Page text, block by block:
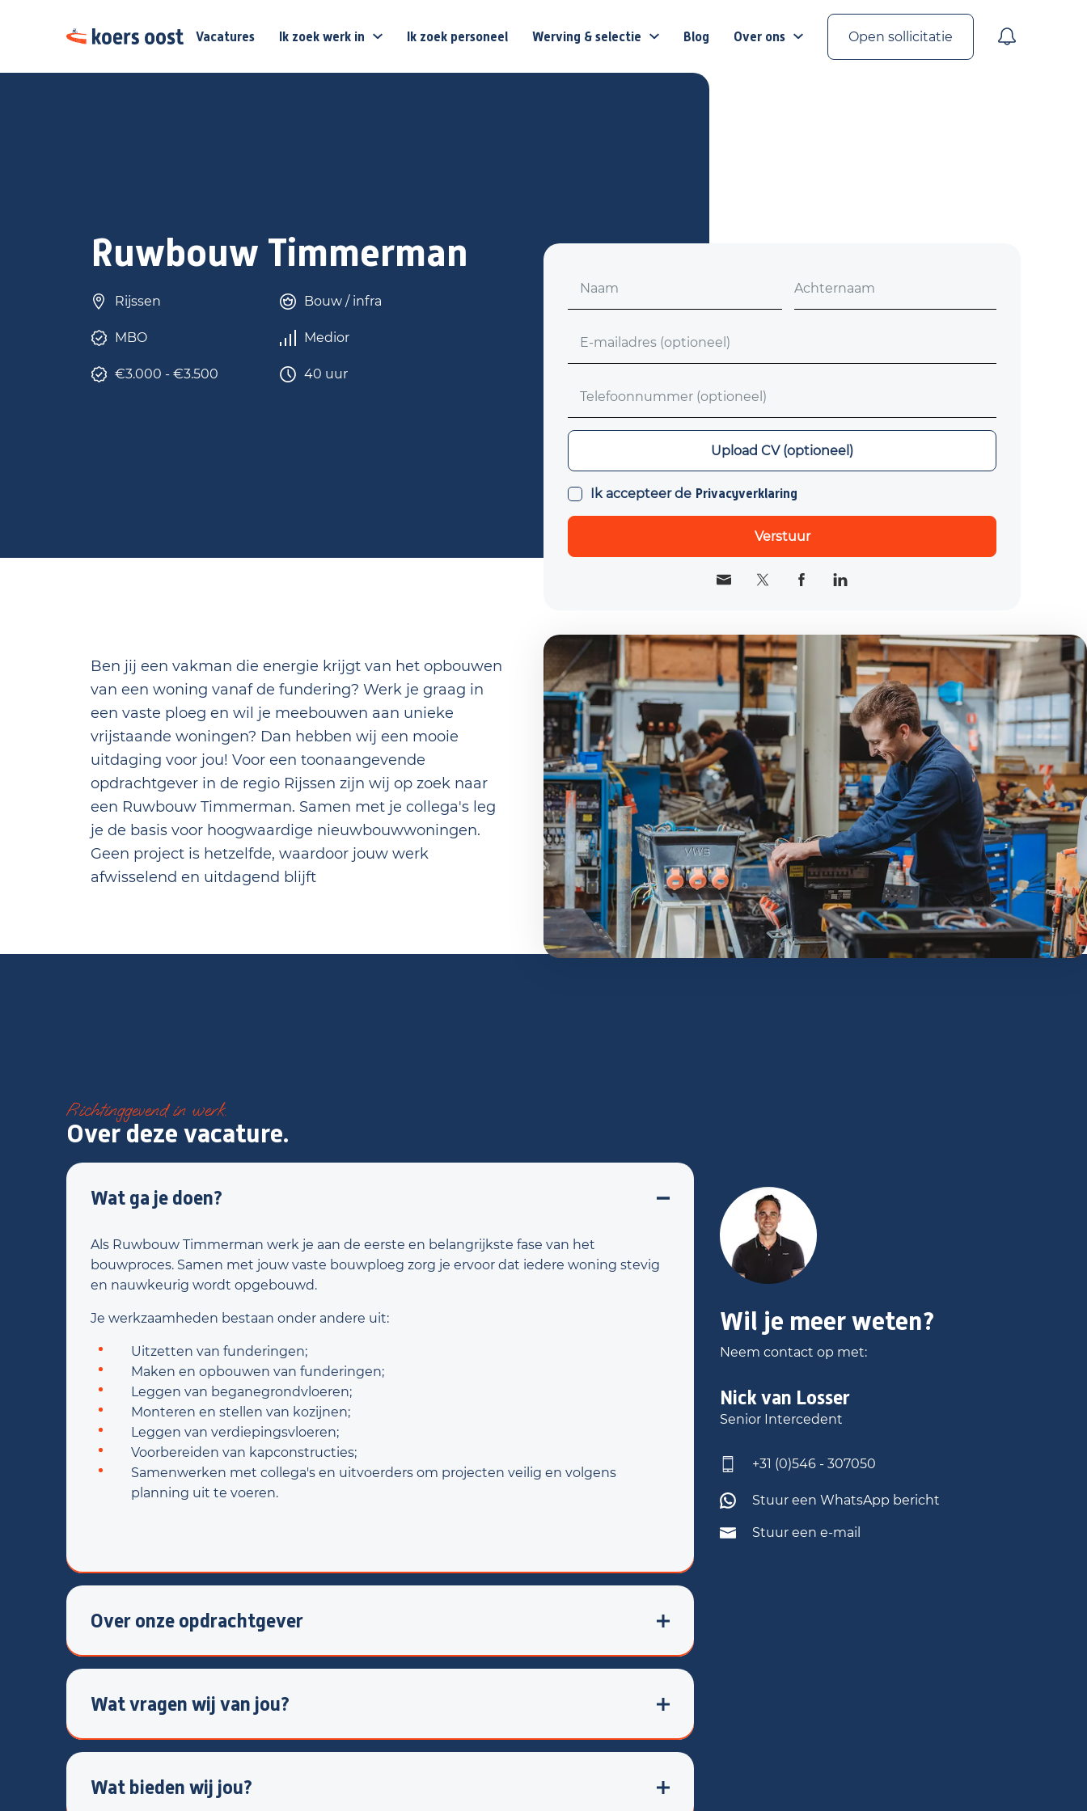
Vacatures Ik zoek werk in Ik zoek personeel Werving & selectie Blog Over ons Open sollicitatie
Ruwbouw Timmerman
Rijssen
MBO
€3.000 - €3.500
Bouw / infra
Medior
40 uur
Upload CV (optioneel)
Upload CV (optioneel)
Ik accepteer de Privacyverklaring
Verstuur
Ben jij een vakman die energie krijgt van het opbouwen
van een woning vanaf de fundering? Werk je graag in
een vaste ploeg en wil je meebouwen aan unieke
vrijstaande woningen? Dan hebben wij een mooie
uitdaging voor jou! Voor een toonaangevende
opdrachtgever in de regio Rijssen zijn wij op zoek naar
een Ruwbouw Timmerman. Samen met je collega's leg
je de basis voor hoogwaardige nieuwbouwwoningen.
Geen project is hetzelfde, waardoor jouw werk
afwisselend en uitdagend blijft
Richtinggevend in werk.
Over deze vacature.
Wat ga je doen?
Als Ruwbouw Timmerman werk je aan de eerste en belangrijkste fase van het
bouwproces. Samen met jouw vaste bouwploeg zorg je ervoor dat iedere woning stevig
en nauwkeurig wordt opgebouwd.
Je werkzaamheden bestaan onder andere uit:
Uitzetten van funderingen;
Maken en opbouwen van funderingen;
Leggen van beganegrondvloeren;
Monteren en stellen van kozijnen;
Leggen van verdiepingsvloeren;
Voorbereiden van kapconstructies;
Samenwerken met collega's en uitvoerders om projecten veilig en volgens
planning uit te voeren.
Over onze opdrachtgever
Onze opdrachtgever is een gevestigde naam binnen de vrijstaande woningbouw.
organisatie met korte lijnen, een nuchtere mentaliteit en collega's die voor elkaar
klaarstaan
Wat vragen wij van jou?
Een echte teamspeler;
Wat bieden wij jou?
Wil je meer weten?
Neem contact op met:
Nickvan Losser
Senior Intercedent
+31 (0)546 - 307050
Stuur een WhatsApp bericht
Stuur een e-mail